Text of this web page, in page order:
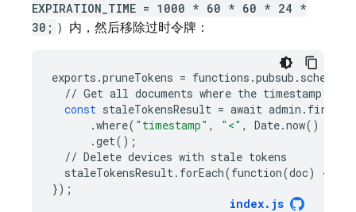
EXPIRATION_TIME = 1000 * 60 * 60 * 24 *
30; ）内，然后移除过时令牌：
exports .pruneTokens = functions .pubsub . schedule
// Get all documents where the timestamp
const staleTokensResult = await admin .
.where( "timestamp" , "<" , Date.now()
.get();
// Delete devices with stale tokens
staleTokensResult. forEach(function(doc) {
});
index. js